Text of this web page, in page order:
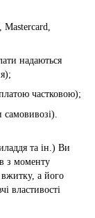
надаються
частковою);
та ін.) Ви
з моменту
а його
властивості